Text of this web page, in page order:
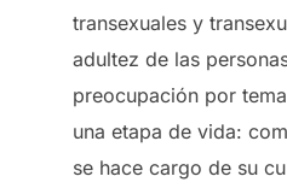
transexuales y
adultez de las
preocupación por
una etapa de vida:
se hace cargo de su